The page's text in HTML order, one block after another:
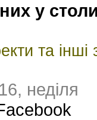
у
та інші
неділя